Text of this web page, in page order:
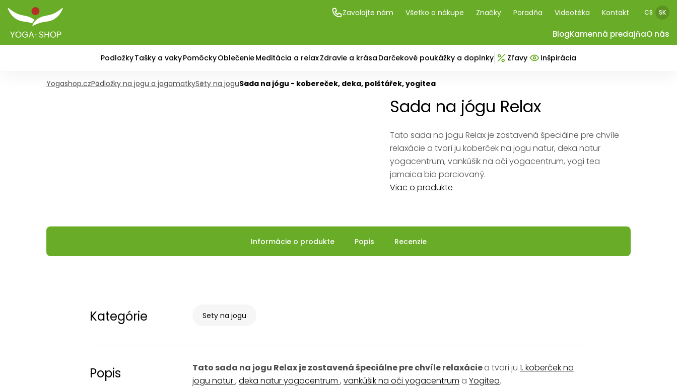
Zavolajte nám Všetko o nákupe Značky Poradňa Videotéka Kontakt CS SK
BlogKamenná predajňaO nás
PodložkyTašky a vakyPomôckyOblečenieMeditácia a relaxZdravie a krása Darčekové poukážky a doplnky Zľavy Inšpirácia
Yogashop.czPodložky na jogu a jogamatkySety na joguSada na jógu - kobereček, deka, polštářek, yogitea
Sada na jógu Relax
Tato sada na jogu Relax je zostavená špeciálne pre chvíle
relaxácie a tvorí ju koberček na jogu natur, deka natur
yogacentrum, vankúšik na oči yogacentrum, yogi tea
jamaica bio porciovaný.
Viac o produkte
Informácie o produkte Popis Recenzie
Kategórie Sety na jogu
Popis Tato sada na jogu Relax je zostavená špeciálne pre chvíle relaxáciea tvorí ju 1. koberček na
jogu natur, deka natur yogacentrum , vankúšik na oči yogacentrum a Yogitea.